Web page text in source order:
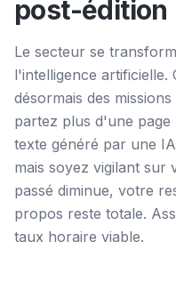
post-édition
Le secteur se
l'intelligence artificielle.
désormais des
partez plus d'une
texte généré par une
mais soyez vigilant sur
passé diminue, votre
propos reste totale.
taux horaire viable.